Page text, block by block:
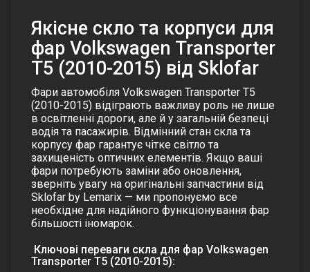
Якісне скло та корпуси для
фар Volkswagen Transporter
T5 (2010-2015) від Sklofar
Фари автомобіля Volkswagen Transporter T5
(2010-2015) відіграють важливу роль не лише
в освітленні дороги, але й у загальній безпеці
водія та пасажирів. Відмінний стан скла та
корпусу фар гарантує чітке світло та
захищеність оптичних елементів. Якщо ваші
фари потребують заміни або оновлення,
зверніть увагу на оригінальні запчастини від
Sklofar by Lemarix — ми пропонуємо все
необхідне для надійного функціонування фар
більшості іномарок.
Ключові переваги скла для фар Volkswagen
Transporter T5 (2010-2015):